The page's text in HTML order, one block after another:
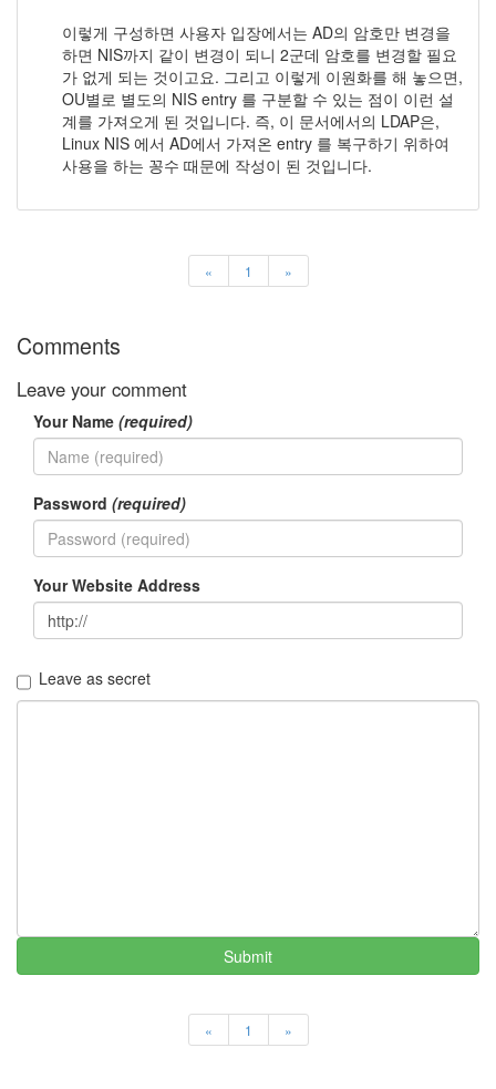
이렇게 구성하면 사용자 입장에서는 AD의 암호만 변경을
하면 NIS까지 같이 변경이 되니 2군데 암호를 변경할 필요
가 없게 되는 것이고요. 그리고 이렇게 이원화를 해 놓으면,
OU별로 별도의 NIS entry 를 구분할 수 있는 점이 이런 설
계를 가져오게 된 것입니다. 즉, 이 문서에서의 LDAP은,
Linux NIS 에서 AD에서 가져온 entry 를 복구하기 위하여
사용을 하는 꽁수 때문에 작성이 된 것입니다.
« 1 »
Comments
Leave your comment
Your Name (required)
Password (required)
Your Website Address
Leave as secret
Submit
« 1 »